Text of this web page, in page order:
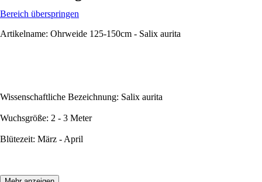
Bereich überspringen
Artikelname: Ohrweide 125-150cm - Salix aurita
Wissenschaftliche Bezeichnung: Salix aurita
Wuchsgröße: 2 - 3 Meter
Blütezeit: März - April